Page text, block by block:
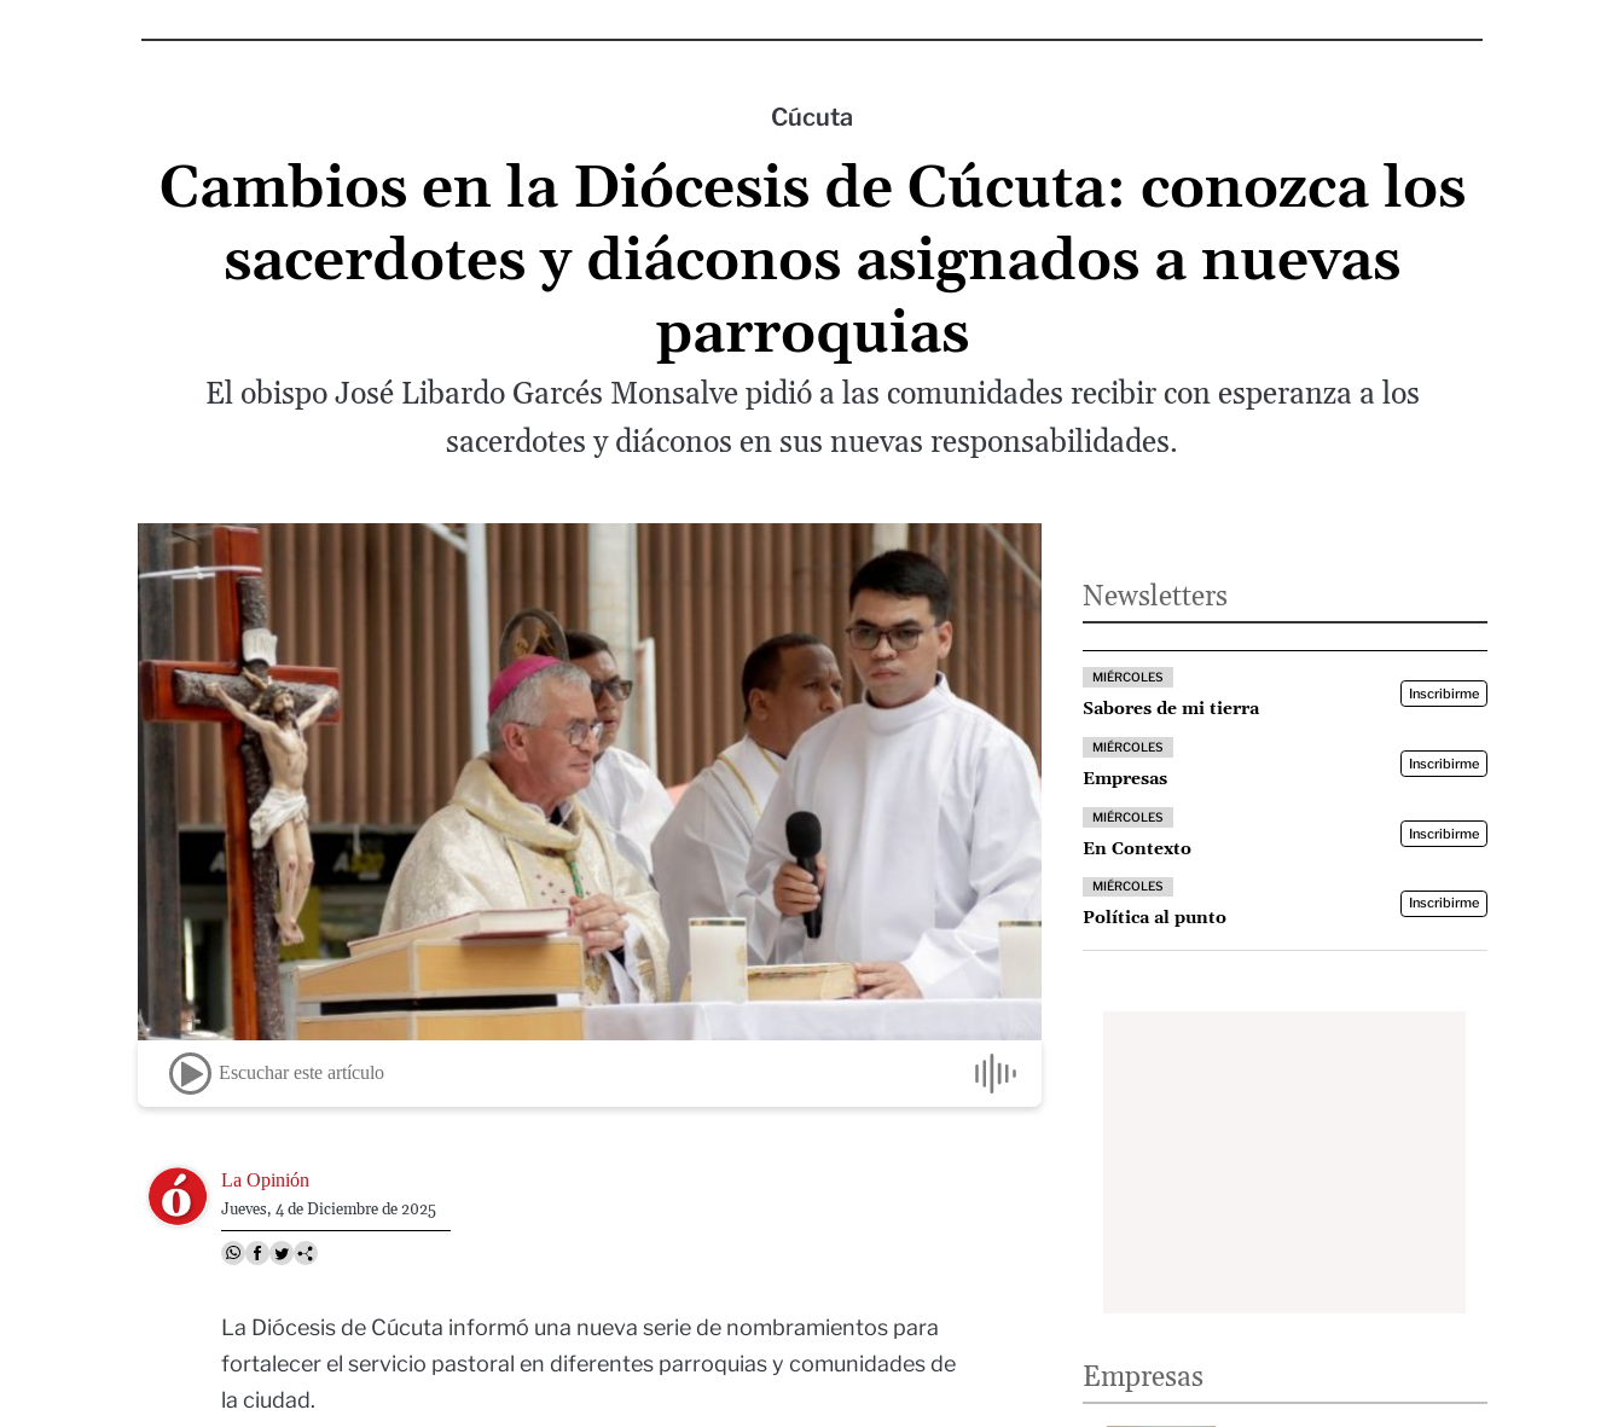
Cúcuta
Cambios en la Diócesis de Cúcuta: conozca los
sacerdotes y diáconos asignados a nuevas
parroquias
El obispo José Libardo Garcés Monsalve pidió a las comunidades recibir con esperanza a los
sacerdotes y diáconos en sus nuevas responsabilidades.
Escuchar este artículo
Image La Opinión
Jueves, 4 de Diciembre de 2025
La Diócesis de Cúcuta informó una nueva serie de nombramientos para
fortalecer el servicio pastoral en diferentes parroquias y comunidades de
la ciudad.
Newsletters
MIÉRCOLES
Sabores de mi tierra
Inscribirme
MIÉRCOLES
Empresas
Inscribirme
MIÉRCOLES
En Contexto
Inscribirme
MIÉRCOLES
Política al punto
Inscribirme
Empresas